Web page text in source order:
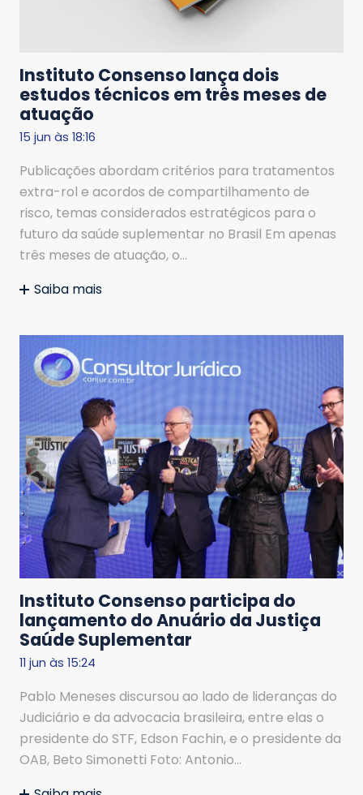
Instituto Consenso lança dois
estudos técnicos em três meses de
atuação
15 jun às 18:16
Publicações abordam critérios para tratamentos
extra-rol e acordos de compartilhamento de
risco, temas considerados estratégicos para o
futuro da saúde suplementar no Brasil Em apenas
três meses de atuação, o…
Saiba mais
Instituto Consenso participa do
lançamento do Anuário da Justiça
Saúde Suplementar
11 jun às 15:24
Pablo Meneses discursou ao lado de lideranças do
Judiciário e da advocacia brasileira, entre elas o
presidente do STF, Edson Fachin, e o presidente da
OAB, Beto Simonetti Foto: Antonio…